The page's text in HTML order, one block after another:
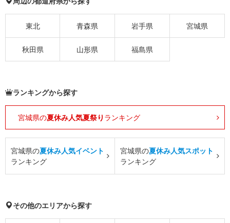
東北 青森県 岩手県 宮城県
秋田県 山形県 福島県
ランキングから探す
宮城県の夏休み人気夏祭り ランキング
宮城県の夏休み人気イベント
ランキング
宮城県の夏休み人気スポット
ランキング
その他のエリアから探す